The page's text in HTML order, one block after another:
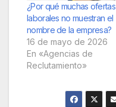
¿Por qué muchas ofertas
laborales no muestran el
nombre de la empresa?
16 de mayo de 2026
En «Agencias de
Reclutamiento»